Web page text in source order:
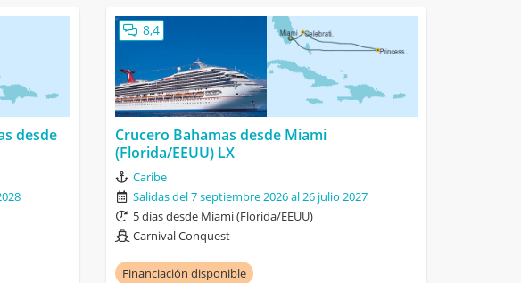
desde
8,4
Crucero Bahamas desde Miami
(Florida/EEUU) LX
Caribe
Salidas del 7 septiembre 2026 al 26 julio 2027
5 días desde Miami (Florida/EEUU)
Carnival Conquest
Financiación disponible